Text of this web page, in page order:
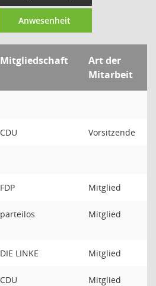
Anwesenheit
Mitgliedschaft
Art der
Mitarbeit
CDU Vorsitzende
FDP Mitglied
parteilos Mitglied
DIE LINKE Mitglied
CDU Mitglied